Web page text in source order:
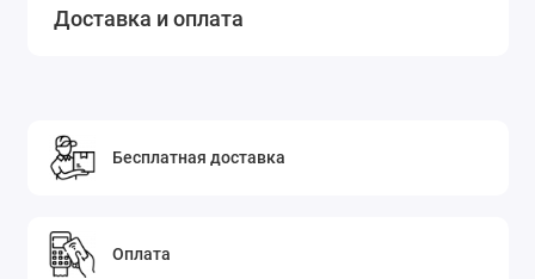
Доставка и оплата
Бесплатная доставка
Оплата